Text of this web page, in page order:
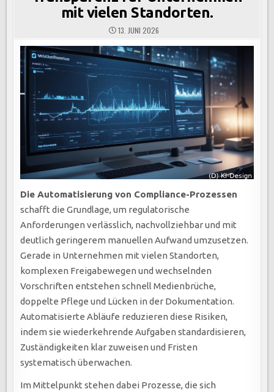
mit vielen Standorten.
13. JUNI 2026
Die Automatisierung von Compliance-Prozessen
schafft die Grundlage, um regulatorische
Anforderungen verlässlich, nachvollziehbar und mit
deutlich geringerem manuellen Aufwand umzusetzen.
Gerade in Unternehmen mit vielen Standorten,
komplexen Freigabewegen und wechselnden
Vorschriften entstehen schnell Medienbrüche,
doppelte Pflege und Lücken in der Dokumentation.
Automatisierte Abläufe reduzieren diese Risiken,
indem sie wiederkehrende Aufgaben standardisieren,
Zuständigkeiten klar zuweisen und Fristen
systematisch überwachen.
Im Mittelpunkt stehen dabei Prozesse, die sich